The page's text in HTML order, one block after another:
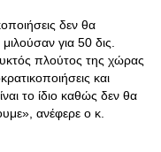
δεν θα
για 50 δις.
πλούτος της χώρας
και
το ίδιο καθώς δεν θα
ανέφερε ο κ.